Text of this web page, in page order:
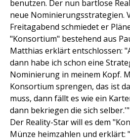
benutzen. Der nun bartlose
neue Nominierungsstrategien.
Freitagabend schmiedet er
"Konsortium" bestehend aus
Matthias erklärt entschlossen:
dann habe ich schon eine
Nominierung in meinem Kopf.
Konsortium sprengen, das ist
muss, dann fällt es wie ein
dann bekriegen die sich selber.'"
Der Reality-Star will es dem
Münze heimzahlen und erklärt: